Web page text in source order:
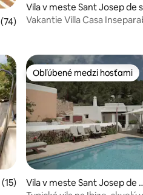
ohodnotenie 4,78 z 5, počet
Vila v meste Sant Josep de
Talaia
Vakantie Villa Casa
34 ohodnotenie 4,87 z 5, počet
Obľúbené medzi hosťami
Obľúbené medzi hosťami
Vila v meste Sant Josep de s